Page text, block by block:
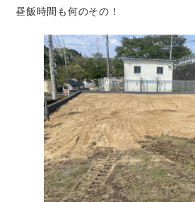
昼飯時間も何のその！